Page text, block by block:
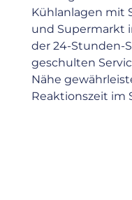
Kühlanlagen mit
und Supermarkt
der 24-Stunden-
geschulten
Nähe
Reaktionszeit im